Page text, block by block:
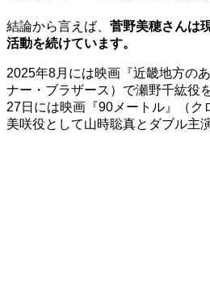
結論から言えば、 菅野美穂さんは
活動を続けています。
2025年8月には映画『近畿地方の
ナー・ブラザース）で瀬野千紘役
27日には映画『90メートル』（ク
美咲役として山時聡真とダブル主